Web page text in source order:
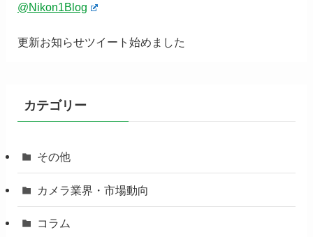
@Nikon1Blog
更新お知らせツイート始めました
カテゴリー
その他
カメラ業界・市場動向
コラム